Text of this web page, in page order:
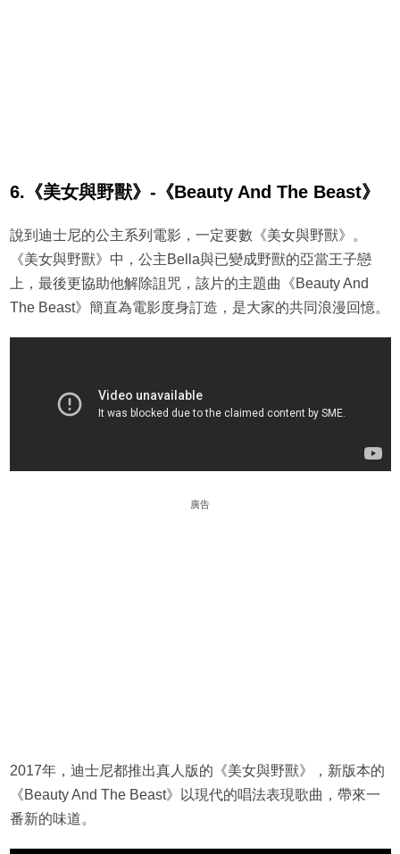
6.《美女與野獸》-《Beauty And The Beast》
說到迪士尼的公主系列電影，一定要數《美女與野獸》。
《美女與野獸》中，公主Bella與已變成野獸的亞當王子戀
上，最後更協助他解除詛咒，該片的主題曲《Beauty And
The Beast》簡直為電影度身訂造，是大家的共同浪漫回憶。
廣告
2017年，迪士尼都推出真人版的《美女與野獸》，新版本的
《Beauty And The Beast》以現代的唱法表現歌曲，帶來一
番新的味道。